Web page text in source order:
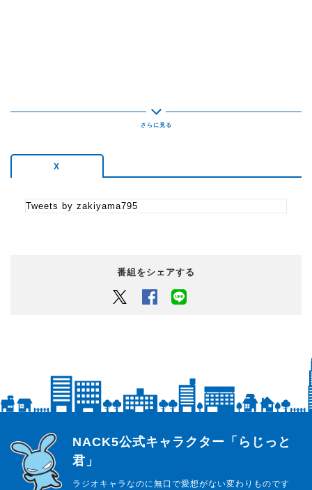
X
Tweets by zakiyama795
番組をシェアする
Twitter Facebook
らじっと君
NACK5公式キャラクター「らじっと
君」
ラジオキャラなのに無口で愛想がない変わりものです